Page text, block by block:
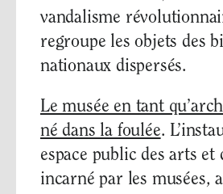
vandalisme
regroupe les objets des
nationaux dispersés.
Le musée en tant
né dans la foulée.
espace public des arts et
incarné par les musées,